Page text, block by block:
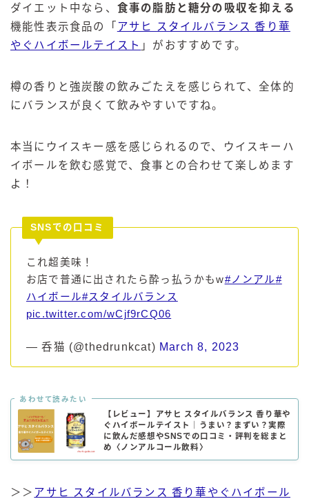
ダイエット中なら、 食事の脂肪と糖分の吸収を抑える
機能性表示食品の「 アサヒ スタイルバランス 香り華
やぐハイボールテイスト 」がおすすめです。
樽の香りと強炭酸の飲みごたえを感じられて、全体的
にバランスが良くて飲みやすいですね。
本当にウイスキー感を感じられるので、ウイスキーハ
イボールを飲む感覚で、食事との合わせて楽しめます
よ！
SNSでの口コミ
これ超美味！
お店で普通に出されたら酔っ払うかもw#ノンアル#
ハイボール#スタイルバランス
pic.twitter.com/wCjf9rCQ06
— 呑猫 (@thedrunkcat) March 8, 2023
あわせて読みたい
【レビュー】アサヒ スタイルバランス 香り華や
ぐハイボールテイスト｜うまい？まずい？実際
に飲んだ感想やSNSでの口コミ・評判を総まと
め〈ノンアルコール飲料〉
＞＞ アサヒ スタイルバランス 香り華やぐハイボール